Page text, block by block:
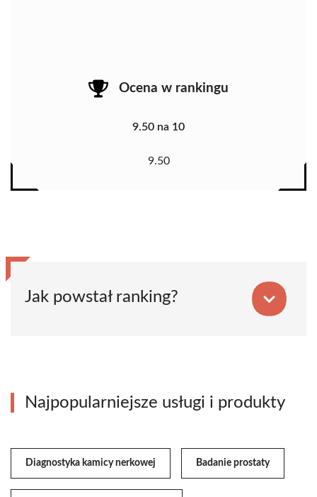
Ocena w rankingu
9.50 na 10
9.50
Jak powstał ranking?
Najpopularniejsze usługi i produkty
Diagnostyka kamicy nerkowej Badanie prostaty